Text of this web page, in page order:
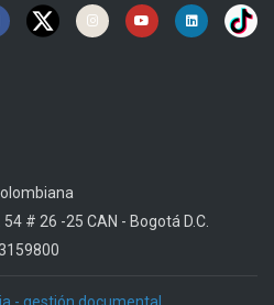
# 26 -25 CAN - Bogotá D.C.